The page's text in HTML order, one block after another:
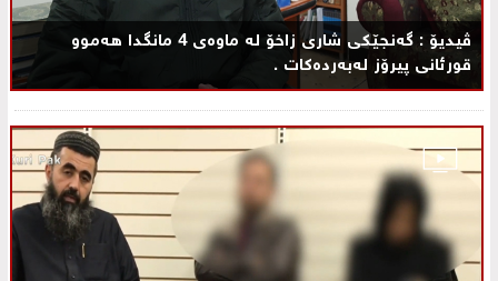
ڤیدیۆ : گه‌نجێكی شاری زاخۆ له‌ ماوه‌ی 4 مانگدا هه‌موو
قورئانی پیرۆز له‌به‌رده‌كات .